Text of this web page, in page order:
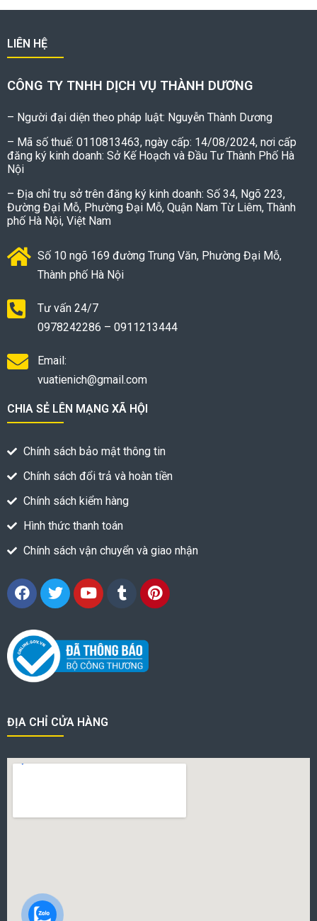
LIÊN HỆ
CÔNG TY TNHH DỊCH VỤ THÀNH DƯƠNG
– Người đại diện theo pháp luật: Nguyễn Thành Dương
– Mã số thuế: 0110813463, ngày cấp: 14/08/2024, nơi cấp
đăng ký kinh doanh: Sở Kế Hoạch và Đầu Tư Thành Phố Hà
Nội
– Địa chỉ trụ sở trên đăng ký kinh doanh: Số 34, Ngõ 223,
Đường Đại Mỗ, Phường Đại Mỗ, Quận Nam Từ Liêm, Thành
phố Hà Nội, Việt Nam
Số 10 ngõ 169 đường Trung Văn, Phường Đại Mỗ,
Thành phố Hà Nội
Tư vấn 24/7
0978242286 – 0911213444
Email:
vuatienich@gmail.com
CHIA SẺ LÊN MẠNG XÃ HỘI
Chính sách bảo mật thông tin
Chính sách đổi trả và hoàn tiền
Chính sách kiểm hàng
Hình thức thanh toán
Chính sách vận chuyển và giao nhận
ĐỊA CHỈ CỬA HÀNG